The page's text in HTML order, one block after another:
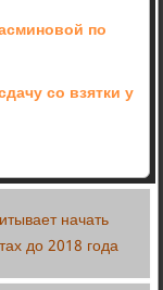
по
со взятки у
начать
до 2018 года